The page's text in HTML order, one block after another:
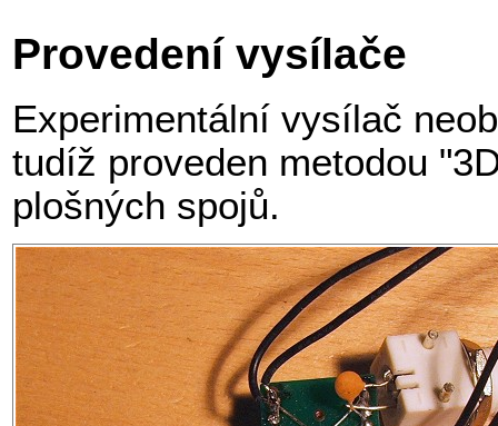
Provedení vysílače
Experimentální vysílač
tudíž proveden metodou
plošných spojů.